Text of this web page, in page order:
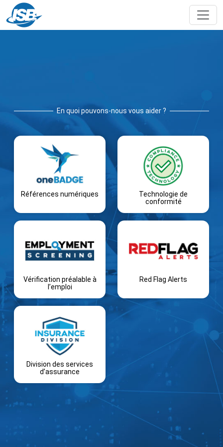
En quoi pouvons-nous vous aider ?
Références numériques
Technologie de
conformité
Vérification préalable à
l’emploi
Red Flag Alerts
Division des services
d’assurance